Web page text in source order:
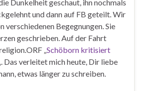
Dunkelheit geschaut, ihn nochmals
und dann auf FB geteilt. Wir
verschiedenen Begegnungen. Sie
geschrieben. Auf der Fahrt
„ Schöborn kritisiert
„. Das verleitet mich heute, Dir liebe
etwas länger zu schreiben.